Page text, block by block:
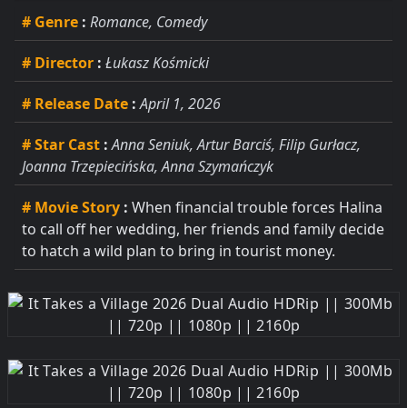
# Genre : Romance, Comedy
# Director : Łukasz Kośmicki
# Release Date : April 1, 2026
# Star Cast : Anna Seniuk, Artur Barciś, Filip Gurłacz,
Joanna Trzepiecińska, Anna Szymańczyk
# Movie Story : When financial trouble forces Halina
to call off her wedding, her friends and family decide
to hatch a wild plan to bring in tourist money.